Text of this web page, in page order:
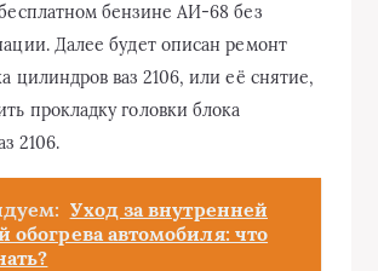
бензине АИ-68 без
Далее будет описан ремонт
цилиндров ваз 2106, или её снятие,
прокладку головки блока
2106.
Уход за внутренней
обогрева автомобиля: что